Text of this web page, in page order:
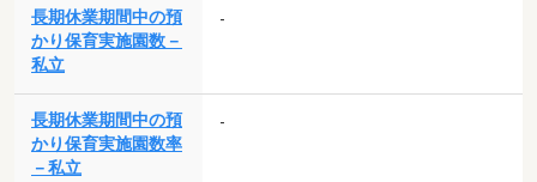
長期休業期間中の預
かり保育実施園数－
私立
-
長期休業期間中の預
かり保育実施園数率
－私立
-